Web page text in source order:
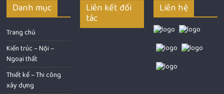
Danh mục
Trang chủ
Kiến trúc – Nội –
Ngoại thất
Thiết kế – Thi công
xây dựng
Liên kết đối
tác
Liên hệ